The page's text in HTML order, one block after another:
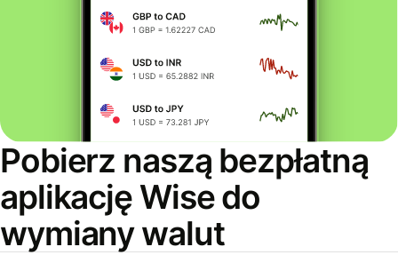
Pobierz naszą bezpłatną
aplikację Wise do
wymiany walut